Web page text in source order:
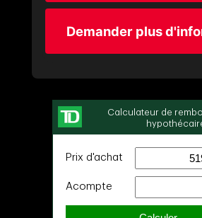
Demander plus